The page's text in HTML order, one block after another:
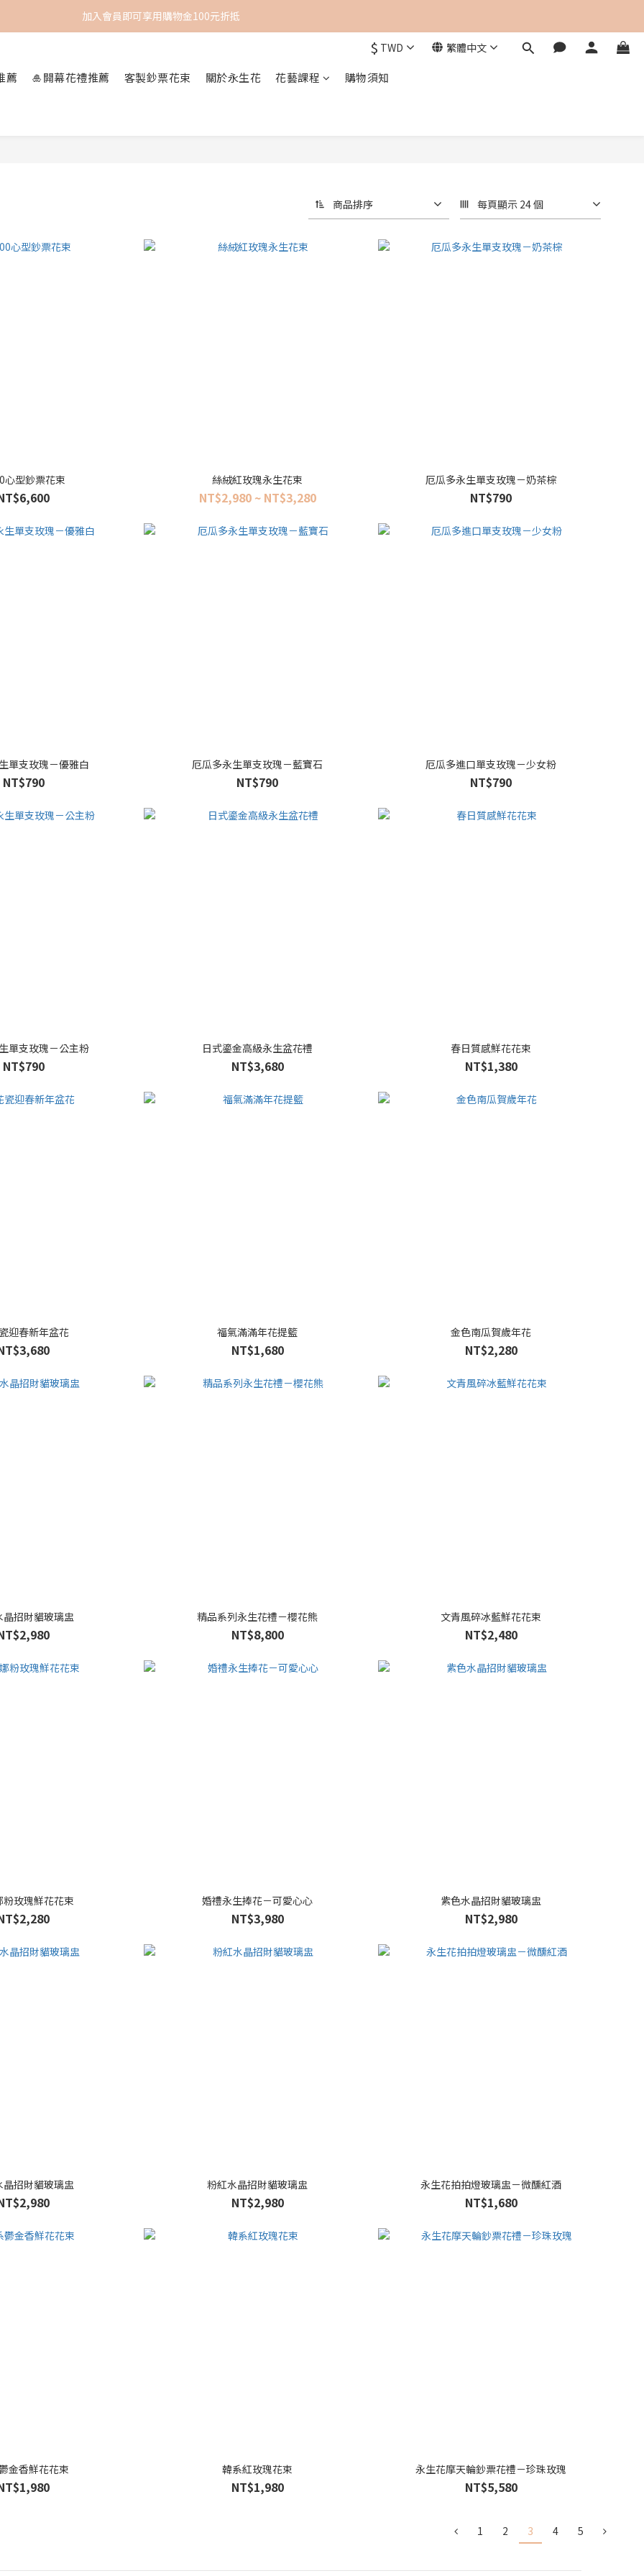
加入會員即可享用購物金100元折抵
$ TWD 繁體中文
薦 🎍開幕花禮推薦 客製鈔票花束 關於永生花 花藝課程 購物須知
商品排序 每頁顯示 24 個
心型鈔票花束 絲絨紅玫瑰永生花束
NT$2,980 ~ NT$3,280
厄瓜多永生單支玫瑰－奶茶棕
NT$790
單支玫瑰－優雅白
NT$790
厄瓜多永生單支玫瑰－藍寶石
NT$790
厄瓜多進口單支玫瑰－少女粉
NT$790
單支玫瑰－公主粉
NT$790
日式鎏金高級永生盆花禮
NT$3,680
春日質感鮮花花束
NT$1,380
迎春新年盆花 福氣滿滿年花提籃
NT$1,680
金色南瓜賀歲年花
NT$2,280
晶招財貓玻璃盅 精品系列永生花禮－櫻花熊
NT$8,800
文青風碎冰藍鮮花花束
NT$2,480
粉玫瑰鮮花花束 婚禮永生捧花－可愛心心
NT$3,980
紫色水晶招財貓玻璃盅
NT$2,980
晶招財貓玻璃盅 粉紅水晶招財貓玻璃盅
NT$2,980
永生花拍拍燈玻璃盅－微醺紅酒
NT$1,680
金香鮮花花束 韓系紅玫瑰花束
NT$1,980
永生花摩天輪鈔票花禮－珍珠玫瑰
NT$5,580
1 2 3 4 5